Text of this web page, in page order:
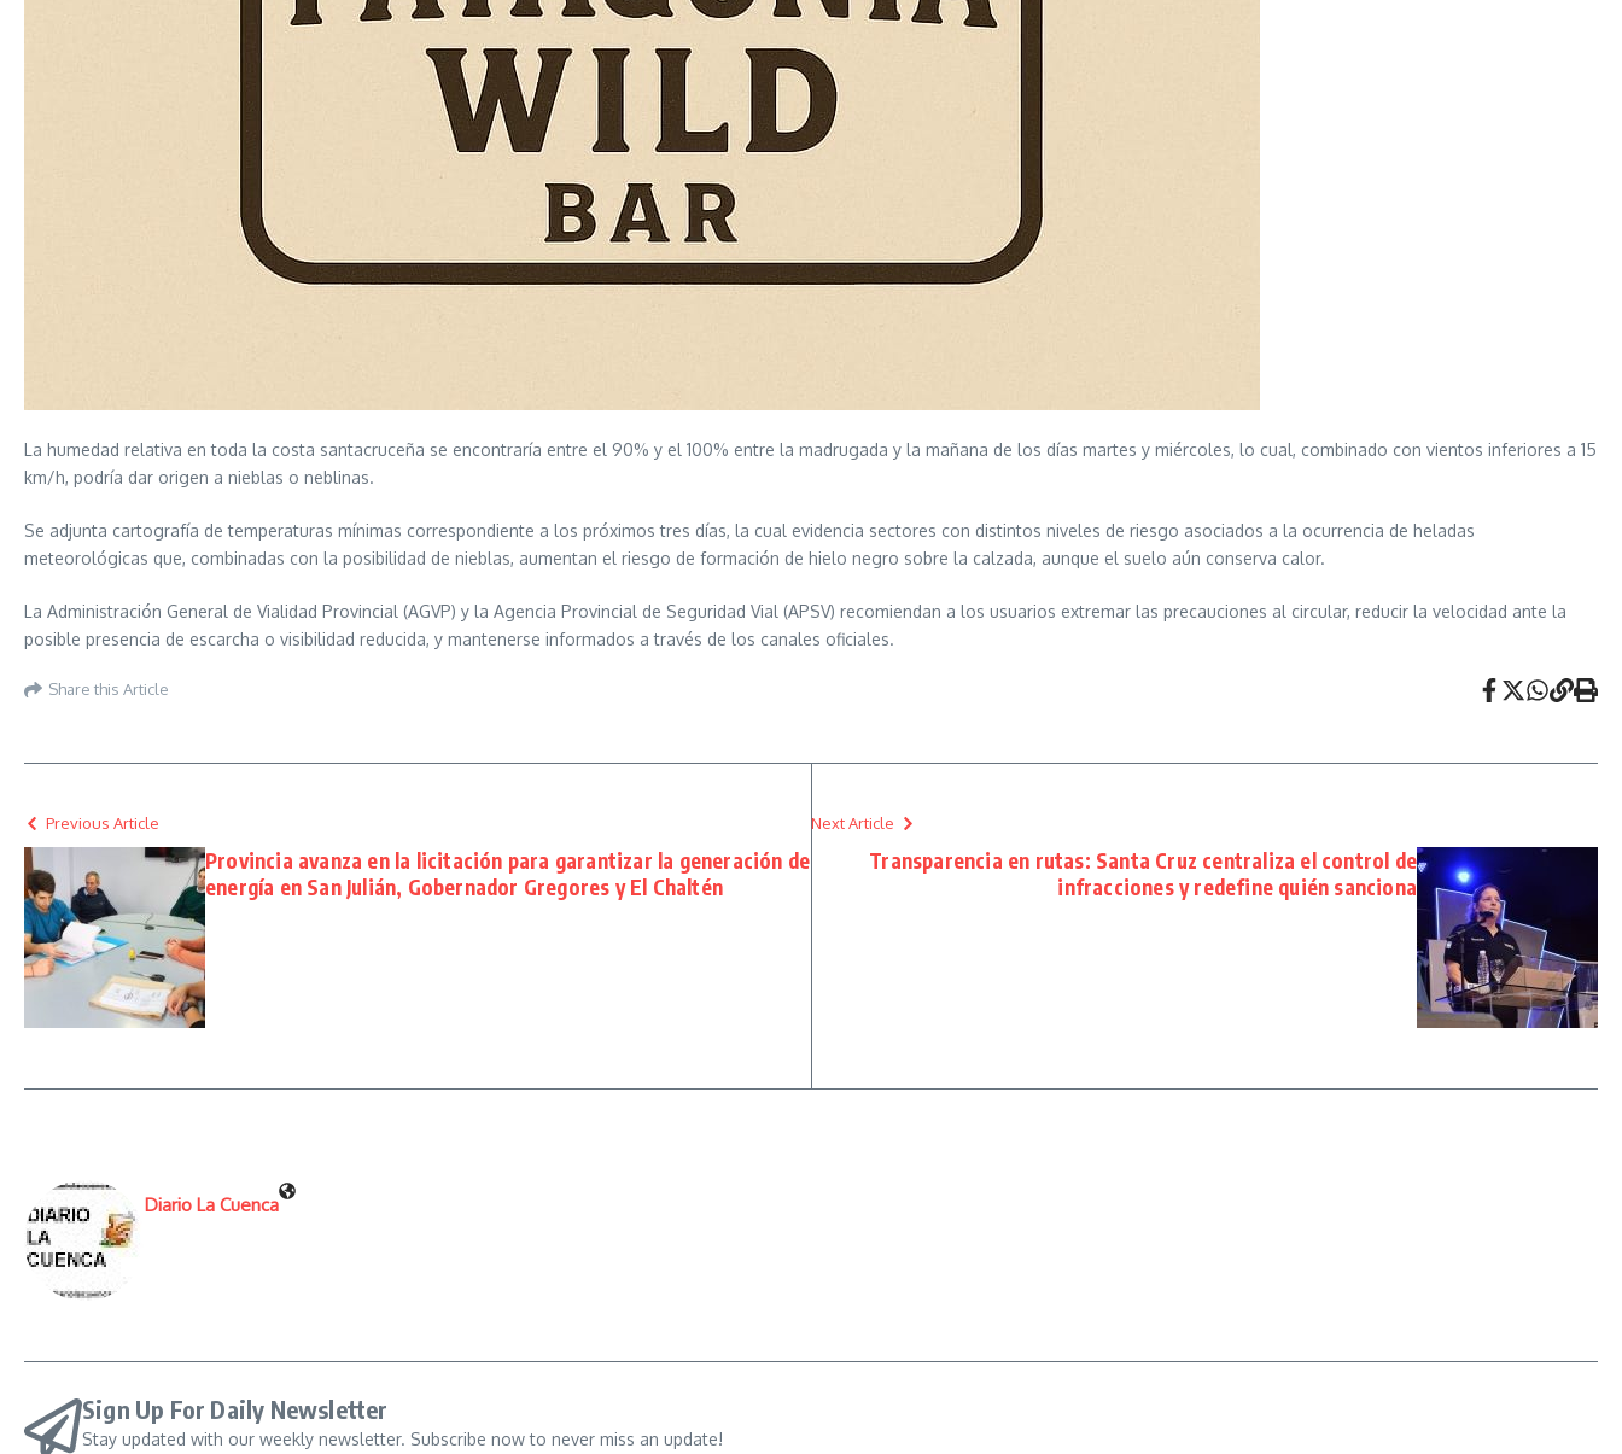
La humedad relativa en toda la costa santacruceña se encontraría entre el 90% y el 100% entre la madrugada y la mañana de los días martes y miércoles, lo cual, combinado con vientos inferiores a 15
km/h, podría dar origen a nieblas o neblinas.
Se adjunta cartografía de temperaturas mínimas correspondiente a los próximos tres días, la cual evidencia sectores con distintos niveles de riesgo asociados a la ocurrencia de heladas
meteorológicas que, combinadas con la posibilidad de nieblas, aumentan el riesgo de formación de hielo negro sobre la calzada, aunque el suelo aún conserva calor.
La Administración General de Vialidad Provincial (AGVP) y la Agencia Provincial de Seguridad Vial (APSV) recomiendan a los usuarios extremar las precauciones al circular, reducir la velocidad ante la
posible presencia de escarcha o visibilidad reducida, y mantenerse informados a través de los canales oficiales.
Share this Article
Previous Article
Provincia avanza en la licitación para garantizar la generación de
energía en San Julián, Gobernador Gregores y El Chaltén
Next Article
Transparencia en rutas: Santa Cruz centraliza el control de
infracciones y redefine quién sanciona
Diario La Cuenca
Sign Up For Daily Newsletter
Stay updated with our weekly newsletter. Subscribe now to never miss an update!